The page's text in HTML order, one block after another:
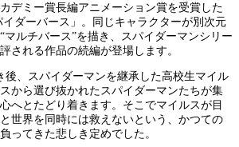
デミー賞長編アニメーション賞を受賞した
イダーバース」。同じキャラクターが別次元
マルチバース”を描き、スパイダーマンシリー
される作品の続編が登場します。
後、スパイダーマンを継承した高校生マイル
から選び抜かれたスパイダーマンたちが集
へとたどり着きます。そこでマイルスが目
世界を同時には救えないという、かつての
ってきた悲しき定めでした。